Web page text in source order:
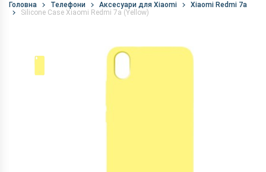
Головна Телефони Аксесуари для Xiaomi
Xiaomi Redmi 7a
Silicone Case Xiaomi Redmi 7a (Yellow)